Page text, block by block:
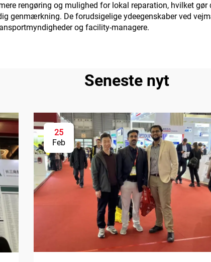
rengøring og mulighed for lokal reparation, hvilket
genmærkning. De forudsigelige ydeegenskaber ved
og facility-managere.
Seneste nyt
25
Feb